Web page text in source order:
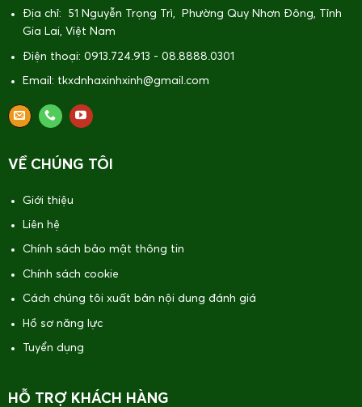
Địa chỉ: 51 Nguyễn Trọng Trì, Phường Quy Nhơn Đông, Tỉnh
Gia Lai, Việt Nam
Điện thoại: 0913.724.913 - 08.8888.0301
Email: tkxdnhaxinhxinh@gmail.com
VỀ CHÚNG TÔI
Giới thiệu
Liên hệ
Chính sách bảo mật thông tin
Chính sách cookie
Cách chúng tôi xuất bản nội dung đánh giá
Hồ sơ năng lực
Tuyển dụng
HỖ TRỢ KHÁCH HÀNG